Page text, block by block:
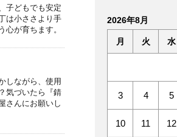
子どもでも安定
は小ささより手
が育ちます。
しながら、使用
気づいたら『錆
さんにお願いし
2026年8月
月 火 水
3 4 5
10 11 12